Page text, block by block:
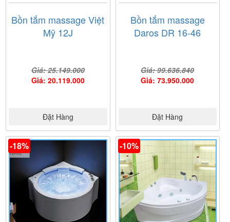
Bồn tắm massage Việt
Mỹ 12J
Giá: 25.149.000
Giá: 20.119.000
Đặt Hàng
Bồn tắm massage
Daros DR 16-46
Giá: 99.636.840
Giá: 73.950.000
Đặt Hàng
-18% -10%